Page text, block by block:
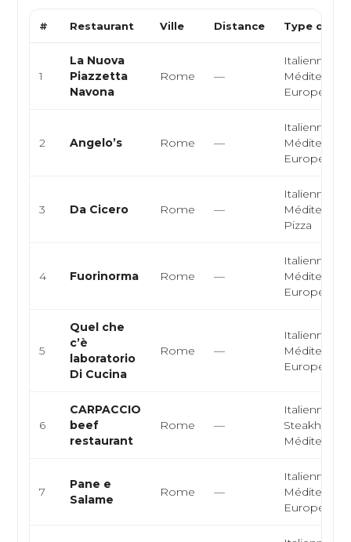
# Restaurant Ville Distance Type de
1
La Nuova
Piazzetta
Navona
Rome —
Italienne,
2 Angelo’s Rome —
Italienne,
3 Da Cicero Rome —
Italienne,
Pizza
4 Fuorinorma Rome —
Italienne,
5
Quel che
c’è
laboratorio
Di Cucina
Rome —
Italienne,
6
CARPACCIO
beef
restaurant
Rome —
Italienne,
Steakhouse,
7
Pane e
Salame
Rome —
Italienne,